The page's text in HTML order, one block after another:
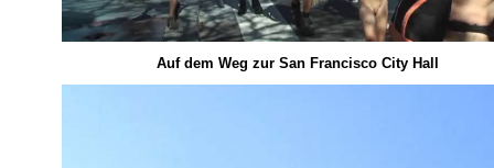
Auf dem Weg zur San Francisco City Hall